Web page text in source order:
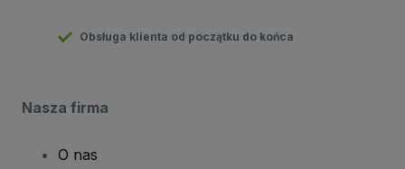
Obsługa klienta od początku do końca
Nasza firma
O nas